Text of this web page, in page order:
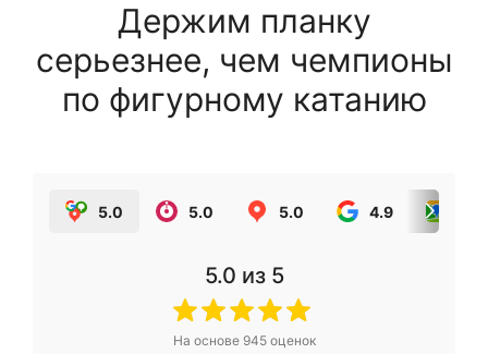
Держим планку
серьезнее, чем чемпионы
по фигурному катанию
5.0 5.0 5.0 4.9
5.0 из 5
На основе 945оценок